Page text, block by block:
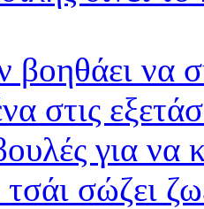
βοηθάει να
στις
για να
σώζει